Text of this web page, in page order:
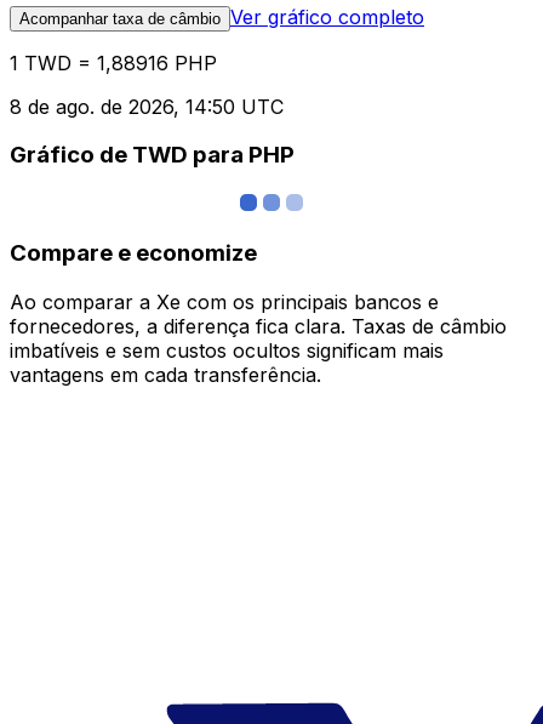
Acompanhar taxa de câmbio Ver gráfico completo
1 TWD = 1,88916 PHP
8 de ago. de 2026, 14:50 UTC
Gráfico de TWD para PHP
Compare e economize
Ao comparar a Xe com os principais bancos e
fornecedores, a diferença fica clara. Taxas de câmbio
imbatíveis e sem custos ocultos significam mais
vantagens em cada transferência.